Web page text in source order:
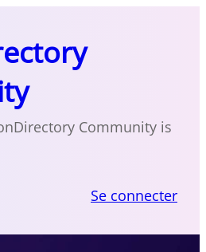
Community is
Se connecter